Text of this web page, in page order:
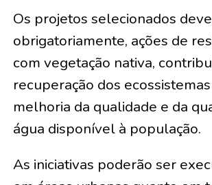
Os projetos selecionados
obrigatoriamente, ações de
com vegetação nativa,
recuperação dos
melhoria da qualidade e da
água disponível à população.
As iniciativas poderão ser